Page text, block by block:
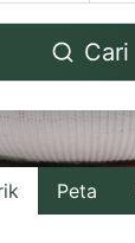
Cari
Peta